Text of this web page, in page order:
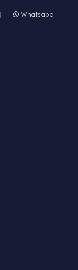
Whatsapp